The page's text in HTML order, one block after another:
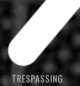
TRESPASSING